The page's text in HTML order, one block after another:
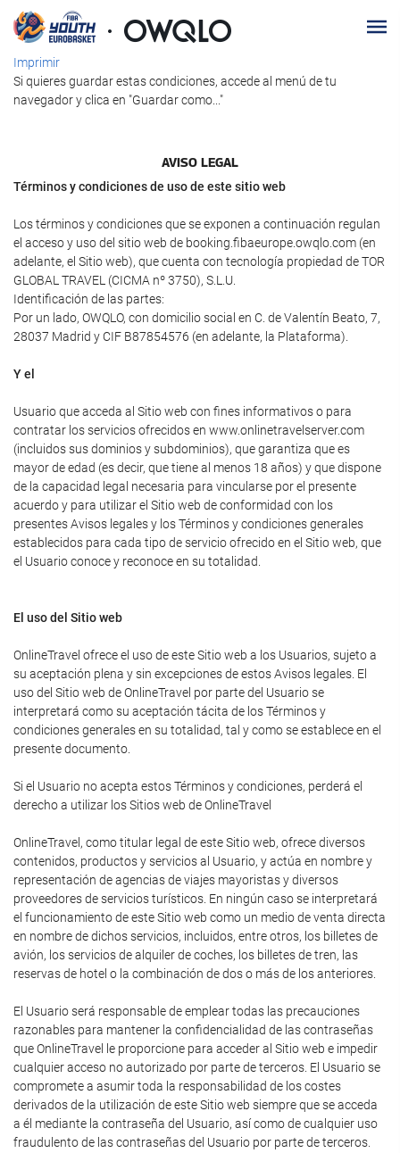
Imprimir
Si quieres guardar estas condiciones, accede al menú de tu
navegador y clica en "Guardar como..."
AVISO LEGAL
Términos y condiciones de uso de este sitio web
Los términos y condiciones que se exponen a continuación regulan
el acceso y uso del sitio web de booking.fibaeurope.owqlo.com (en
adelante, el Sitio web), que cuenta con tecnología propiedad de TOR
GLOBAL TRAVEL (CICMA nº 3750), S.L.U.
Identificación de las partes:
Por un lado, OWQLO, con domicilio social en C. de Valentín Beato, 7,
28037 Madrid y CIF B87854576 (en adelante, la Plataforma).
Y el
Usuario que acceda al Sitio web con fines informativos o para
contratar los servicios ofrecidos en www.onlinetravelserver.com
(incluidos sus dominios y subdominios), que garantiza que es
mayor de edad (es decir, que tiene al menos 18 años) y que dispone
de la capacidad legal necesaria para vincularse por el presente
acuerdo y para utilizar el Sitio web de conformidad con los
presentes Avisos legales y los Términos y condiciones generales
establecidos para cada tipo de servicio ofrecido en el Sitio web, que
el Usuario conoce y reconoce en su totalidad.
El uso del Sitio web
OnlineTravel ofrece el uso de este Sitio web a los Usuarios, sujeto a
su aceptación plena y sin excepciones de estos Avisos legales. El
uso del Sitio web de OnlineTravel por parte del Usuario se
interpretará como su aceptación tácita de los Términos y
condiciones generales en su totalidad, tal y como se establece en el
presente documento.
Si el Usuario no acepta estos Términos y condiciones, perderá el
derecho a utilizar los Sitios web de OnlineTravel
OnlineTravel, como titular legal de este Sitio web, ofrece diversos
contenidos, productos y servicios al Usuario, y actúa en nombre y
representación de agencias de viajes mayoristas y diversos
proveedores de servicios turísticos. En ningún caso se interpretará
el funcionamiento de este Sitio web como un medio de venta directa
en nombre de dichos servicios, incluidos, entre otros, los billetes de
avión, los servicios de alquiler de coches, los billetes de tren, las
reservas de hotel o la combinación de dos o más de los anteriores.
El Usuario será responsable de emplear todas las precauciones
razonables para mantener la confidencialidad de las contraseñas
que OnlineTravel le proporcione para acceder al Sitio web e impedir
cualquier acceso no autorizado por parte de terceros. El Usuario se
compromete a asumir toda la responsabilidad de los costes
derivados de la utilización de este Sitio web siempre que se acceda
a él mediante la contraseña del Usuario, así como de cualquier uso
fraudulento de las contraseñas del Usuario por parte de terceros.